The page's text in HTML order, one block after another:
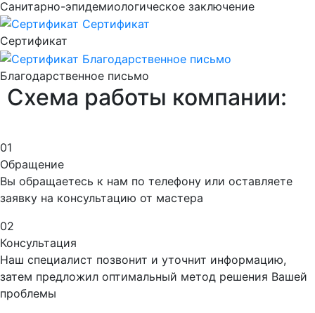
Санитарно-эпидемиологическое заключение
Сертификат
Благодарственное письмо
Схема работы компании:
01
Обращение
Вы обращаетесь к нам по телефону или оставляете
заявку на консультацию от мастера
02
Консультация
Наш специалист позвонит и уточнит информацию,
затем предложил оптимальный метод решения Вашей
проблемы